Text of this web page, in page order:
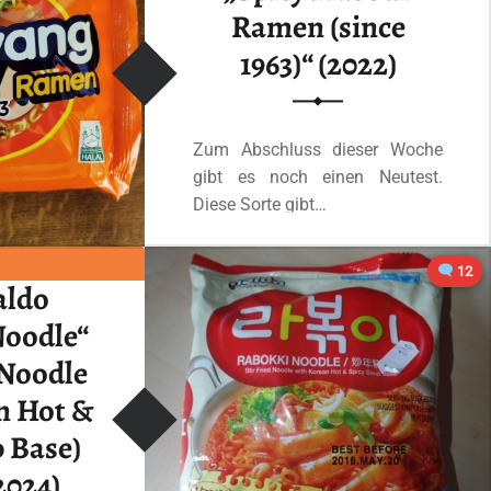
Ramen (since
1963)“ (2022)
Zum Abschluss dieser Woche
gibt es noch einen Neutest.
Diese Sorte gibt…
Ganzes Review lesen“#2271: Samyang „Spicy Flavour Ramen (since 1963)“ (2022)”
… 12
Hot &